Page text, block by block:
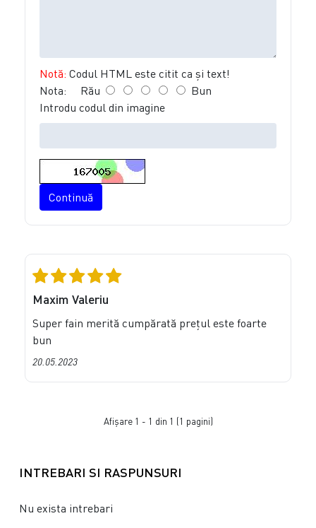
Notă: Codul HTML este citit ca şi text!
Nota: Rău
Bun
Introdu codul din imagine
Continuă
Maxim Valeriu
Super fain merită cumpărată prețul este foarte
bun
20.05.2023
Afişare 1 - 1 din 1 (1 pagini)
INTREBARI SI RASPUNSURI
Nu exista intrebari